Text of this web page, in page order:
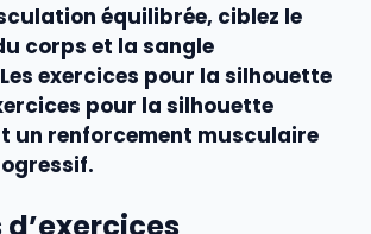
équilibrée, ciblez le
corps et la sangle
exercices pour la silhouette
pour la silhouette
un renforcement musculaire